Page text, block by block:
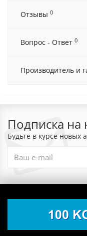
Отзывы 0
Вопрос - Ответ 0
Производитель и
Подписка на
Будьте в курсе